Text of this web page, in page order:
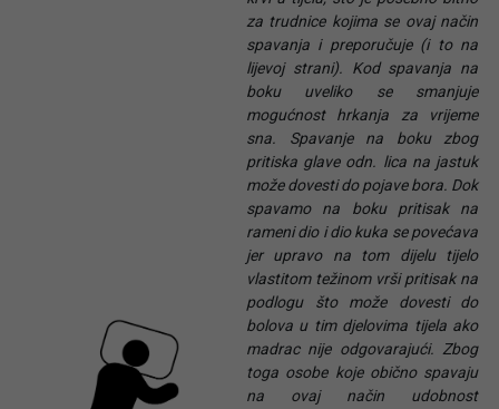
za trudnice kojima se ovaj način
spavanja i preporučuje (i to na
lijevoj strani). Kod spavanja na
boku uveliko se smanjuje
mogućnost hrkanja za vrijeme
sna. Spavanje na boku zbog
pritiska glave odn. lica na jastuk
može dovesti do pojave bora. Dok
spavamo na boku pritisak na
rameni dio i dio kuka se povećava
jer upravo na tom dijelu tijelo
vlastitom težinom vrši pritisak na
podlogu što može dovesti do
bolova u tim djelovima tijela ako
madrac nije odgovarajući. Zbog
toga osobe koje obično spavaju
na ovaj način udobnost